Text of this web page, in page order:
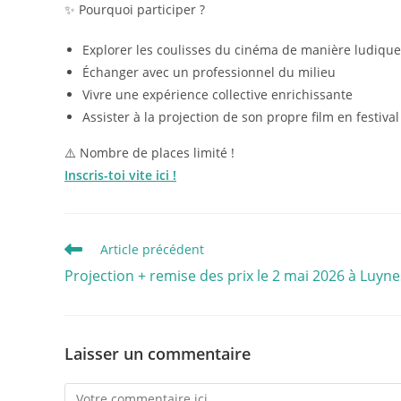
✨ Pourquoi participer ?
Explorer les coulisses du cinéma de manière ludique
Échanger avec un professionnel du milieu
Vivre une expérience collective enrichissante
Assister à la projection de son propre film en festival
⚠️ Nombre de places limité !
Inscris-toi vite ici !
Article précédent
Projection + remise des prix le 2 mai 2026 à
Laisser un commentaire